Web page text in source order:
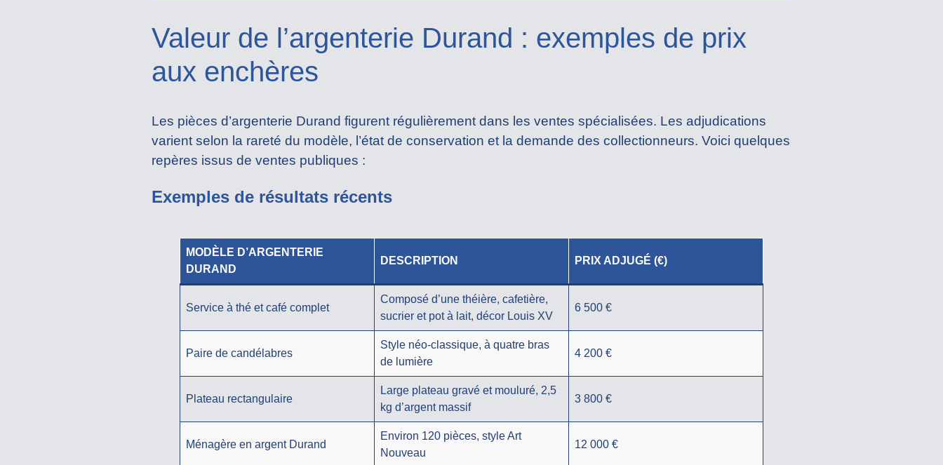
Valeur de l’argenterie Durand : exemples de prix
aux enchères
Les pièces d’argenterie Durand figurent régulièrement dans les ventes spécialisées. Les adjudications
varient selon la rareté du modèle, l’état de conservation et la demande des collectionneurs. Voici quelques
repères issus de ventes publiques :
Exemples de résultats récents
MODÈLE D’ARGENTERIE
DURAND
DESCRIPTION PRIX ADJUGÉ (€)
Service à thé et café complet
Composé d’une théière, cafetière,
sucrier et pot à lait, décor Louis XV
6 500 €
Paire de candélabres
Style néo-classique, à quatre bras
de lumière
4 200 €
Plateau rectangulaire
Large plateau gravé et mouluré, 2,5
kg d’argent massif
3 800 €
Ménagère en argent Durand
Environ 120 pièces, style Art
Nouveau
12 000 €